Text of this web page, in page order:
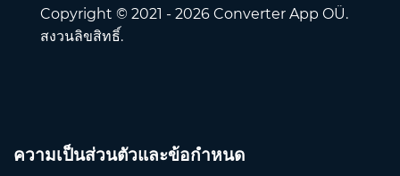
Copyright © 2021 - 2026 Converter App OÜ.
สงวนลิขสิทธิ์.
ความเป็นส่วนตัวและข้อกำหนด